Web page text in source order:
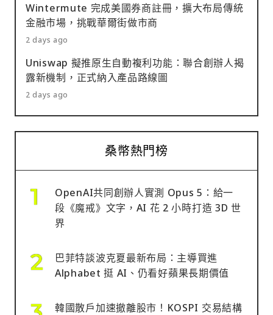
Wintermute 完成美國券商註冊，擴大布局傳統
金融市場，挑戰華爾街做市商
2 days ago
Uniswap 擬推原生自動複利功能：聯合創辦人揭
露新機制，正式納入產品路線圖
2 days ago
桑幣熱門榜
OpenAI共同創辦人實測 Opus 5：給一
段《魔戒》文字，AI 花 2 小時打造 3D 世
界
巴菲特談波克夏最新布局：主導買進
Alphabet 挺 AI、仍看好蘋果長期價值
韓國散戶加速撤離股市！KOSPI 交易結構